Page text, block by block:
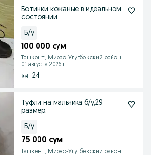
Ботинки кожаные в идеальном
состоянии
Б/у
100 000 сум
Ташкент, Мирзо-Улугбекский район
01 августа 2026 г.
24
Туфли на мальчика б/у,29
размер.
Б/у
75 000 сум
Ташкент, Мирзо-Улугбекский район